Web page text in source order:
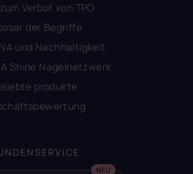
Verbot von TPO
der Begriffe
und Nachhaltigkeit
Shine Nagelnetzwerk
produkte